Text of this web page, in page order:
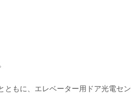
もに、エレベーター用ドア光電セン